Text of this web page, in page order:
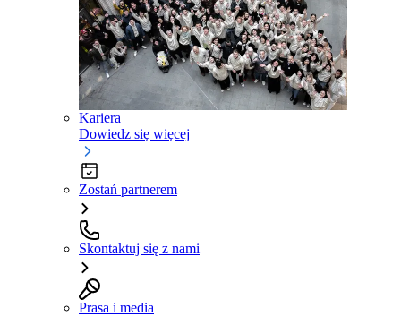
Kariera
Dowiedz się więcej
Zostań partnerem
Skontaktuj się z nami
Prasa i media